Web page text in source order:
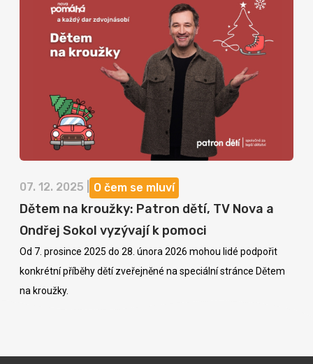
07. 12. 2025 | O čem se mluví
Dětem na kroužky: Patron dětí, TV Nova a
Ondřej Sokol vyzývají k pomoci
Od 7. prosince 2025 do 28. února 2026 mohou lidé podpořit
konkrétní příběhy dětí zveřejněné na speciální stránce Dětem
na kroužky.